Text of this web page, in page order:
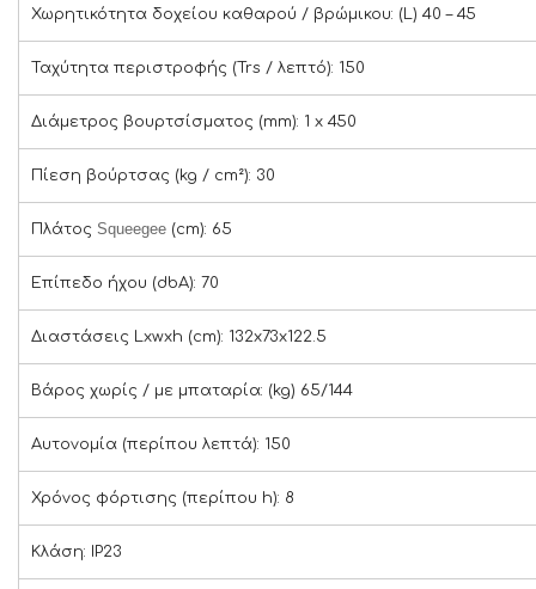
Χωρητικότητα δοχείου καθαρού / βρώμικου: (L) 40 – 45
Ταχύτητα περιστροφής (Trs / λεπτό): 150
Διάμετρος βουρτσίσματος (mm): 1 x 450
Πίεση βούρτσας (kg / cm²): 30
Πλάτος Squeegee (cm): 65
Επίπεδο ήχου (dbA): 70
Διαστάσεις Lxwxh (cm): 132x73x122.5
Βάρος χωρίς / με μπαταρία: (kg) 65/144
Αυτονομία (περίπου λεπτά): 150
Χρόνος φόρτισης (περίπου h): 8
Κλάση: IP23